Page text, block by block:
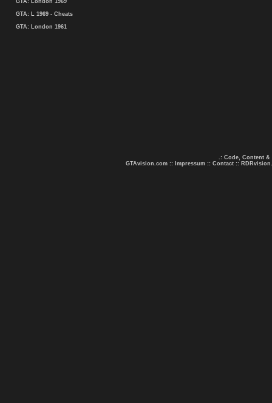
GTA: London 1969
GTA: L 1969 - Cheats
GTA: London 1961
.: Code, Content &
GTAvision.com :: Impressum :: Contact ::